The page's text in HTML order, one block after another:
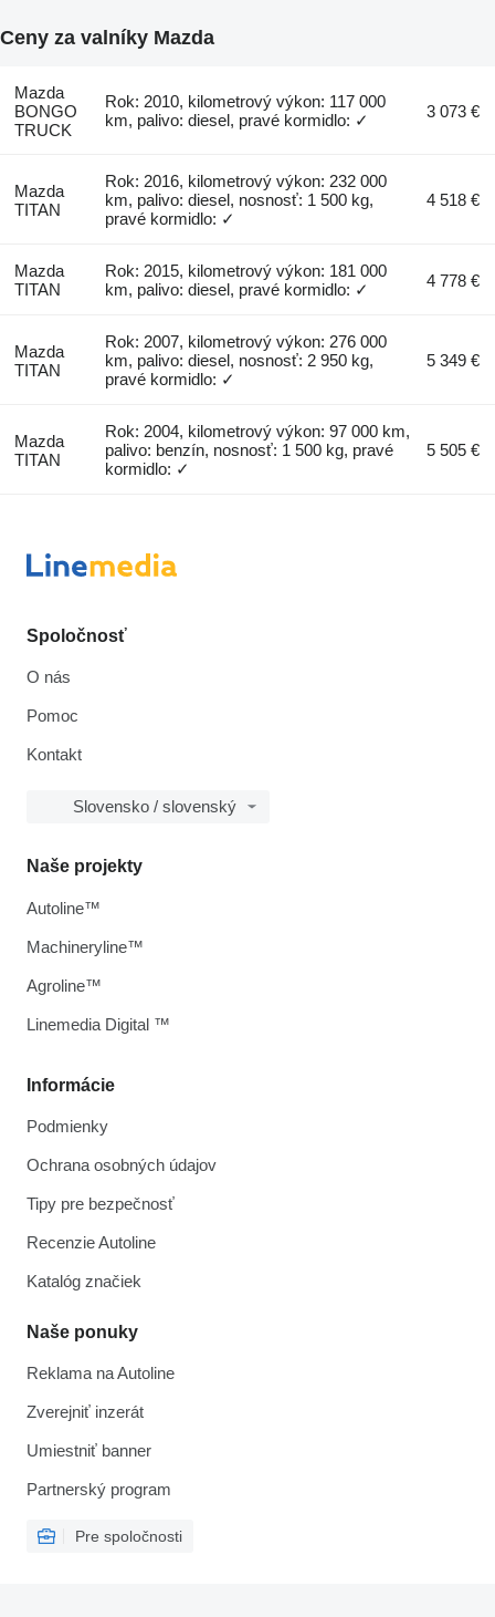
Ceny za valníky Mazda
Mazda
BONGO
TRUCK
Rok: 2010, kilometrový výkon: 117 000
km, palivo: diesel, pravé kormidlo: ✓
3 073 €
Mazda
TITAN
Rok: 2016, kilometrový výkon: 232 000
km, palivo: diesel, nosnosť: 1 500 kg,
pravé kormidlo: ✓
4 518 €
Mazda
TITAN
Rok: 2015, kilometrový výkon: 181 000
km, palivo: diesel, pravé kormidlo: ✓
4 778 €
Mazda
TITAN
Rok: 2007, kilometrový výkon: 276 000
km, palivo: diesel, nosnosť: 2 950 kg,
pravé kormidlo: ✓
5 349 €
Mazda
TITAN
Rok: 2004, kilometrový výkon: 97 000 km,
palivo: benzín, nosnosť: 1 500 kg, pravé
kormidlo: ✓
5 505 €
Spoločnosť
O nás
Pomoc
Kontakt
Slovensko / slovenský
Informácie
Podmienky
Ochrana osobných údajov
Tipy pre bezpečnosť
Recenzie Autoline
Katalóg značiek
Naše ponuky
Reklama na Autoline
Zverejniť inzerát
Umiestniť banner
Partnerský program
Pre spoločnosti
Naše projekty
Autoline™
Machineryline™
Agroline™
Linemedia Digital ™